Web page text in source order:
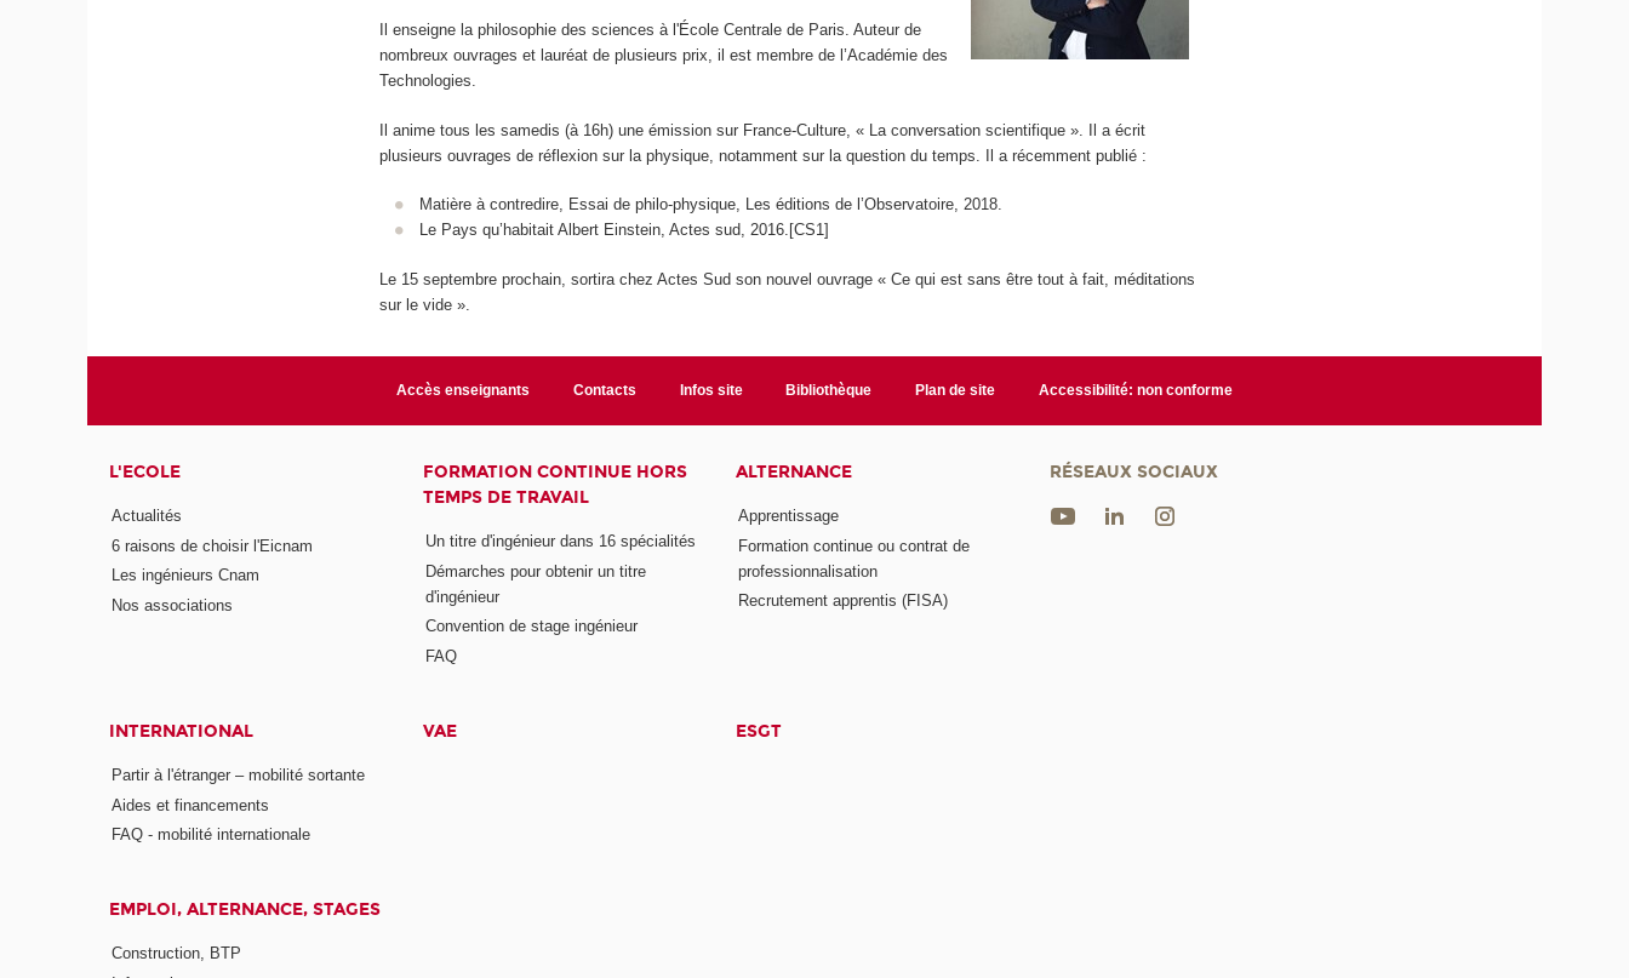
Il enseigne la philosophie des sciences à l'École Centrale de Paris. Auteur de
nombreux ouvrages et lauréat de plusieurs prix, il est membre de l’Académie des
Technologies.
Il anime tous les samedis (à 16h) une émission sur France-Culture, « La conversation scientifique ». Il a écrit
plusieurs ouvrages de réflexion sur la physique, notamment sur la question du temps. Il a récemment publié :
Matière à contredire, Essai de philo-physique, Les éditions de l’Observatoire, 2018.
Le Pays qu’habitait Albert Einstein, Actes sud, 2016.[CS1]
Le 15 septembre prochain, sortira chez Actes Sud son nouvel ouvrage « Ce qui est sans être tout à fait, méditations
sur le vide ».
Accès enseignants Contacts Infos site Bibliothèque Plan de site Accessibilité: non conforme
L'ECOLE
Actualités
6 raisons de choisir l'Eicnam
Les ingénieurs Cnam
Nos associations
FORMATION CONTINUE HORS
TEMPS DE TRAVAIL
Un titre d'ingénieur dans 16 spécialités
Démarches pour obtenir un titre
d'ingénieur
Convention de stage ingénieur
FAQ
ALTERNANCE
Apprentissage
Formation continue ou contrat de
professionnalisation
Recrutement apprentis (FISA)
INTERNATIONAL
Partir à l'étranger – mobilité sortante
Aides et financements
FAQ - mobilité internationale
VAE ESGT
EMPLOI, ALTERNANCE, STAGES
Construction, BTP
RÉSEAUX SOCIAUX